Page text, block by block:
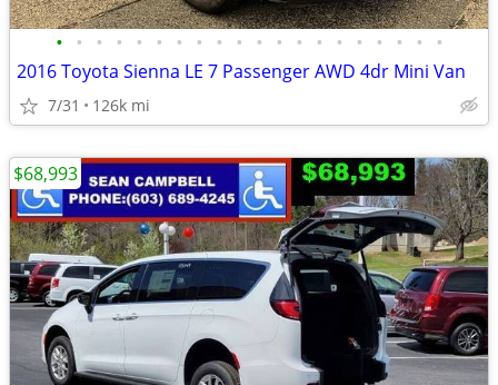
• • • • • • • • • • • • • • • • • • • •
2016 Toyota Sienna LE 7 Passenger AWD 4dr Mini Van
7/31 126k mi
$68,993